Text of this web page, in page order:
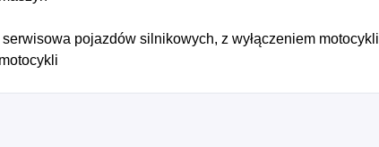
pojazdów silnikowych, z wyłączeniem motocykli